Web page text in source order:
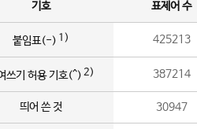
기호 표제어 수
붙임표(-) 1) 425213
쓰기 허용 기호(^) 2) 387214
띄어 쓴 것 30947